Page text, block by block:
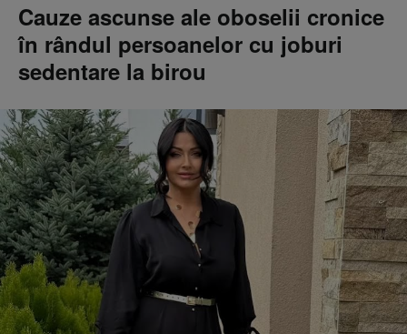
Cauze ascunse ale oboselii cronice
în rândul persoanelor cu joburi
sedentare la birou